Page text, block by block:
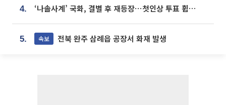
4. ‘나솔사계’ 국화, 결별 후 재등장⋯첫인상 투표 휩쓸고 ‘인기녀’ 등극
5. 속보 전북 완주 삼례읍 공장서 화재 발생